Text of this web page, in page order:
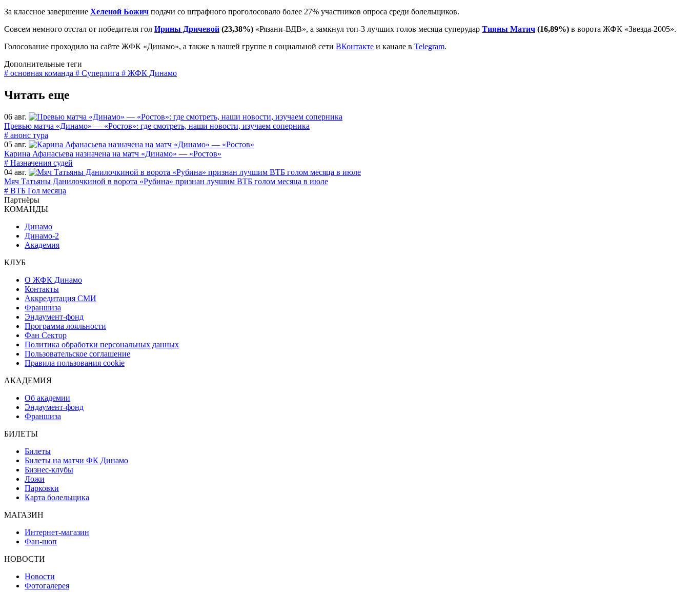
За классное завершение Хеленой Божич подачи со штрафного проголосовало более 27% участников опроса среди болельщиков.
Совсем немного отстал от победителя гол Ирины Дричевой (23,38%) «Рязани-ВДВ», а замкнул топ-3 лучших голов месяца суперудар Тияны Матич (16,89%) в ворота ЖФК «Звезда-2005».
Голосование проходило на сайте ЖФК «Динамо», а также в нашей группе в социальной сети ВКонтакте и канале в Telegram.
Дополнительные теги
# основная команда # Суперлига # ЖФК Динамо
Читать еще
06 авг.
Превью матча «Динамо» — «Ростов»: где смотреть, наши новости, изучаем соперника
# анонс тура
05 авг.
Карина Афанасьева назначена на матч «Динамо» — «Ростов»
# Назначения судей
04 авг.
Мяч Татьяны Данилочкиной в ворота «Рубина» признан лучшим ВТБ голом месяца в июле
# ВТБ Гол месяца
Партнёры
КОМАНДЫ
Динамо
Динамо-2
Академия
КЛУБ
О ЖФК Динамо
Контакты
Аккредитация СМИ
Франшиза
Эндаумент-фонд
Программа лояльности
Фан Сектор
Политика обработки персональных данных
Пользовательское соглашение
Правила пользования cookie
АКАДЕМИЯ
Об академии
Эндаумент-фонд
Франшиза
БИЛЕТЫ
Билеты
Билеты на матчи ФК Динамо
Бизнес-клубы
Ложи
Парковки
Карта болельщика
МАГАЗИН
Интернет-магазин
Фан-шоп
НОВОСТИ
Новости
Фотогалерея